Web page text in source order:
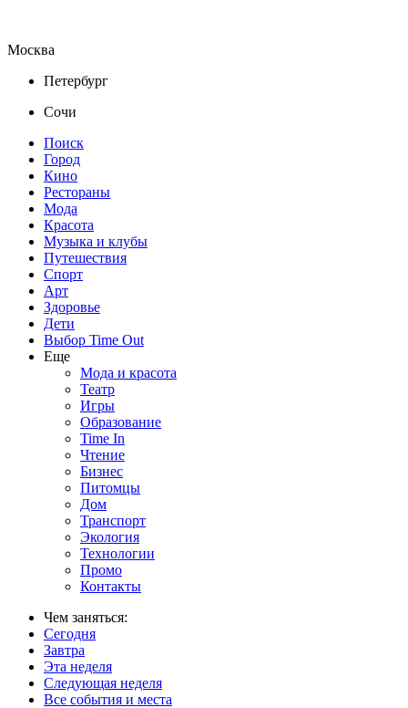
Москва
Петербург
Сочи
Поиск
Город
Кино
Рестораны
Мода
Красота
Музыка и клубы
Путешествия
Спорт
Арт
Здоровье
Дети
Выбор Time Out
Еще
Мода и красота
Театр
Игры
Образование
Time In
Чтение
Бизнес
Питомцы
Дом
Транспорт
Экология
Технологии
Промо
Контакты
Чем заняться:
Сегодня
Завтра
Эта неделя
Следующая неделя
Все события и места